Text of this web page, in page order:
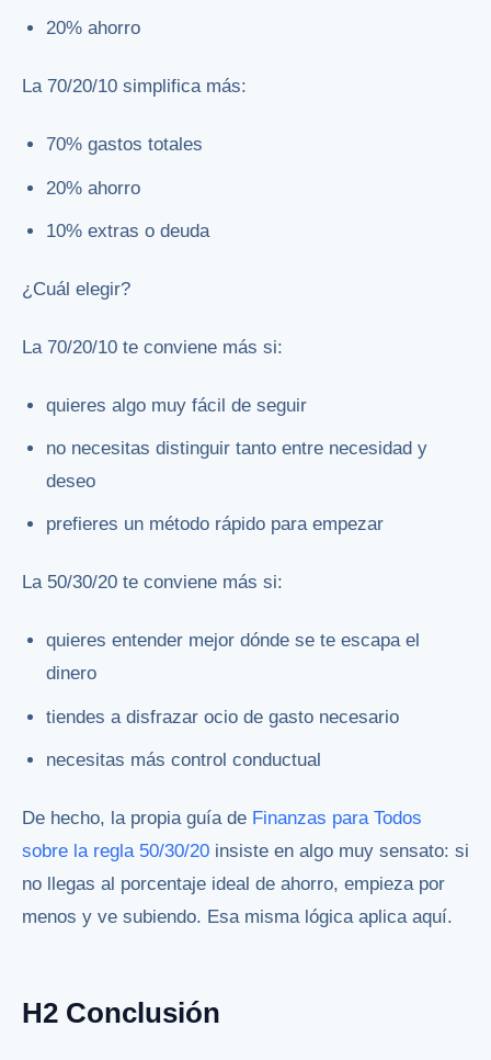
20% ahorro
La 70/20/10 simplifica más:
70% gastos totales
20% ahorro
10% extras o deuda
¿Cuál elegir?
La 70/20/10 te conviene más si:
quieres algo muy fácil de seguir
no necesitas distinguir tanto entre necesidad y
deseo
prefieres un método rápido para empezar
La 50/30/20 te conviene más si:
quieres entender mejor dónde se te escapa el
dinero
tiendes a disfrazar ocio de gasto necesario
necesitas más control conductual
De hecho, la propia guía de Finanzas para Todos
sobre la regla 50/30/20 insiste en algo muy sensato: si
no llegas al porcentaje ideal de ahorro, empieza por
menos y ve subiendo. Esa misma lógica aplica aquí.
H2 Conclusión